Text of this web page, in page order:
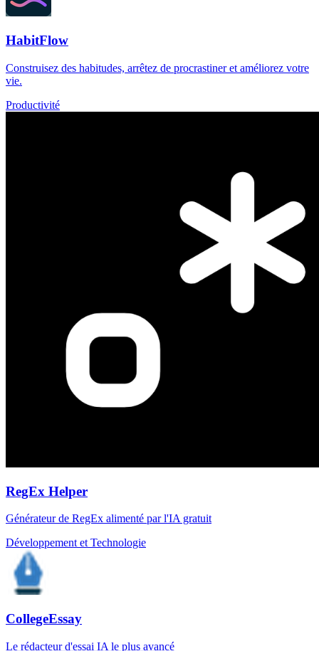
HabitFlow
Construisez des habitudes, arrêtez de procrastiner et améliorez votre
vie.
Productivité
RegEx Helper
Générateur de RegEx alimenté par l'IA gratuit
Développement et Technologie
CollegeEssay
Le rédacteur d'essai IA le plus avancé